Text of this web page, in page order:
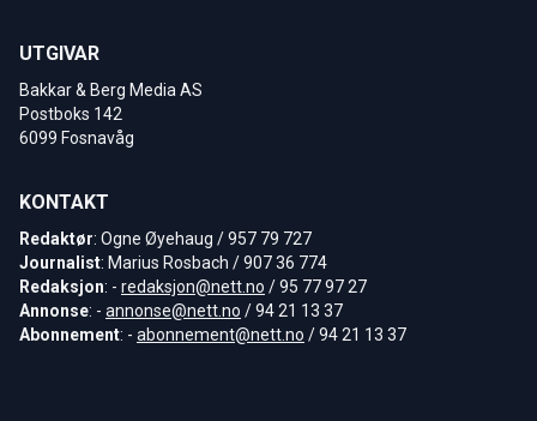
UTGIVAR
Bakkar & Berg Media AS
Postboks 142
6099 Fosnavåg
KONTAKT
Redaktør: Ogne Øyehaug / 957 79 727
Journalist: Marius Rosbach / 907 36 774
Redaksjon: - redaksjon@nett.no / 95 77 97 27
Annonse: - annonse@nett.no / 94 21 13 37
Abonnement: - abonnement@nett.no / 94 21 13 37